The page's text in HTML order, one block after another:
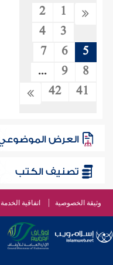
1
2
3
4
5
6
7
8
9
...
41
42
العرض
تصنيف الكتب
وثيقة الخصوصية اتفاقية الخدمة